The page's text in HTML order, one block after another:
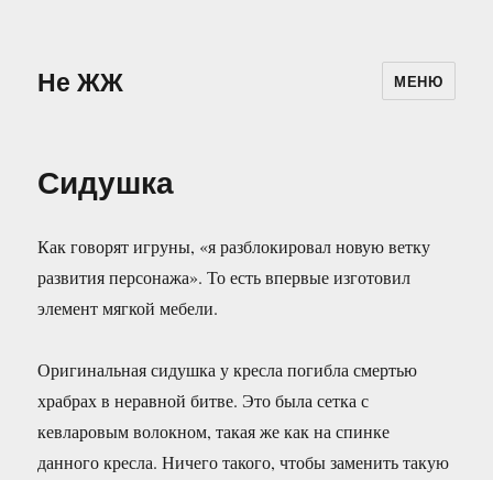
Не ЖЖ МЕНЮ
Сидушка
Как говорят игруны, «я разблокировал новую ветку
развития персонажа». То есть впервые изготовил
элемент мягкой мебели.
Оригинальная сидушка у кресла погибла смертью
храбрах в неравной битве. Это была сетка с
кевларовым волокном, такая же как на спинке
данного кресла. Ничего такого, чтобы заменить такую